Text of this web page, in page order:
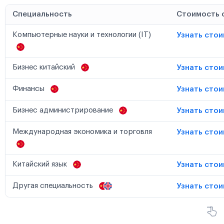
Специальность Стоимость
Компьютерные науки и технологии (IT) Узнать
Бизнес китайский Узнать
Финансы Узнать
Бизнес администрирование Узнать
Международная экономика и торговля Узнать
Китайский язык Узнать
Другая специальность Узнать